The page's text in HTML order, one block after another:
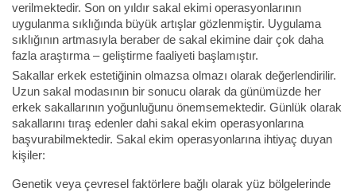
verilmektedir. Son on yıldır sakal ekimi operasyonlarının
uygulanma sıklığında büyük artışlar gözlenmiştir. Uygulama
sıklığının artmasıyla beraber de sakal ekimine dair çok daha
fazla araştırma – geliştirme faaliyeti başlamıştır.
Sakallar erkek estetiğinin olmazsa olmazı olarak değerlendirilir.
Uzun sakal modasının bir sonucu olarak da günümüzde her
erkek sakallarının yoğunluğunu önemsemektedir. Günlük olarak
sakallarını tıraş edenler dahi sakal ekim operasyonlarına
başvurabilmektedir. Sakal ekim operasyonlarına ihtiyaç duyan
kişiler:
Genetik veya çevresel faktörlere bağlı olarak yüz bölgelerinde